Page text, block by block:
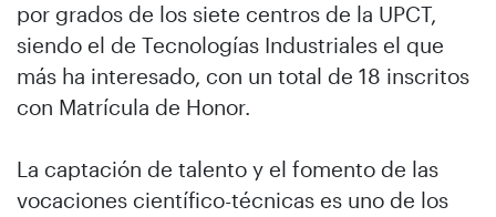
por grados de los siete centros de la UPCT,
siendo el de Tecnologías Industriales el que
más ha interesado, con un total de 18 inscritos
con Matrícula de Honor.
La captación de talento y el fomento de las
vocaciones científico-técnicas es uno de los